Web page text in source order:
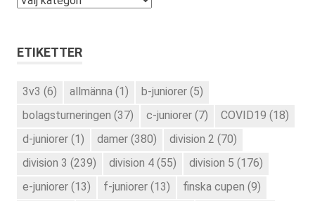
ETIKETTER
3v3 (6) allmänna (1) b-juniorer (5)
bolagsturneringen (37) c-juniorer (7) COVID19 (18)
d-juniorer (1) damer (380) division 2 (70)
division 3 (239) division 4 (55) division 5 (176)
e-juniorer (13) f-juniorer (13) finska cupen (9)